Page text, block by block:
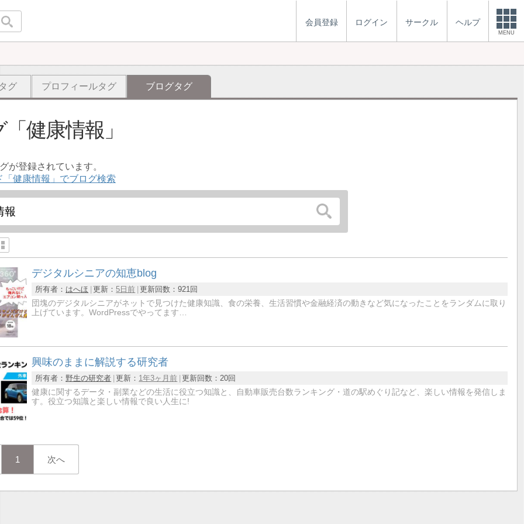
会員登録 ログイン サークル ヘルプ
MENU
グ プロフィールタグ ブログタグ
健康情報
が登録されています。
「健康情報」でブログ検索
デジタルシニアの知恵blog
所有者： はへほ 更新：5日前 更新回数：921回
団塊のデジタルシニアがネットで見つけた健康知識、食の栄養、生活習慣や金融経済の動きなど気になったことをランダムに取り
上げています。WordPressでやってます…
興味のままに解説する研究者
所有者： 野生の研究者 更新： 1年3ヶ月前 更新回数：20回
健康に関するデータ・副業などの生活に役立つ知識と、自動車販売台数ランキング・道の駅めぐり記など、楽しい情報を発信しま
す。役立つ知識と楽しい情報で良い人生に!
1 次へ